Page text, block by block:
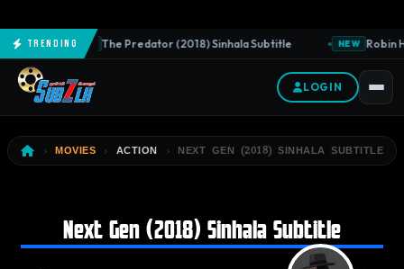
TrendingNEW The Predator (2018) Sinhala Subtitle NEW Robin
LOGIN
MOVIES ACTION NEXT GEN (2018) SINHALA SUBTITLE
Next Gen (2018) Sinhala Subtitle